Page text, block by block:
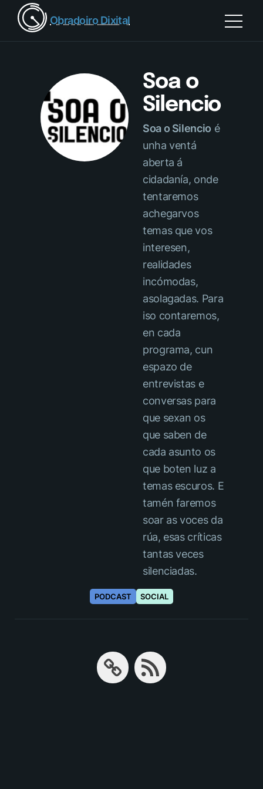
Obradoiro Dixital
Soa o
Silencio
Soa o Silencio é
unha ventá
aberta á
cidadanía, onde
tentaremos
achegarvos
temas que vos
interesen,
realidades
incómodas,
asolagadas. Para
iso contaremos,
en cada
programa, cun
espazo de
entrevistas e
conversas para
que sexan os
que saben de
cada asunto os
que boten luz a
temas escuros. E
tamén faremos
soar as voces da
rúa, esas críticas
tantas veces
silenciadas.
PODCAST SOCIAL